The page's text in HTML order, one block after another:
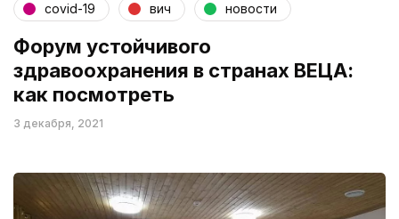
covid-19 вич новости
Форум устойчивого
здравоохранения в странах ВЕЦА:
как посмотреть
3 декабря, 2021